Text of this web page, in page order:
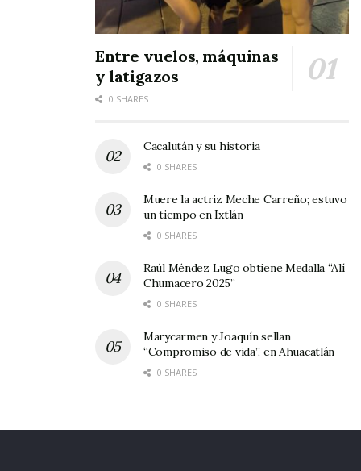
Entre vuelos, máquinas
y latigazos
0 SHARES
Cacalután y su historia
0 SHARES
Muere la actriz Meche Carreño; estuvo
un tiempo en Ixtlán
0 SHARES
Raúl Méndez Lugo obtiene Medalla “Alí
Chumacero 2025”
0 SHARES
Marycarmen y Joaquín sellan
“Compromiso de vida”, en Ahuacatlán
0 SHARES